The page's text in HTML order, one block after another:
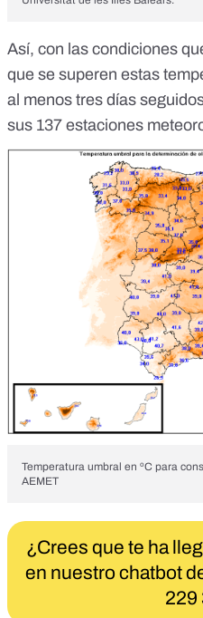
Así, con las condiciones
que se superen estas
al menos tres días
sus 137 estaciones
Temperatura umbral en ºC para
AEMET
¿Crees que te ha
en nuestro chatbot
229